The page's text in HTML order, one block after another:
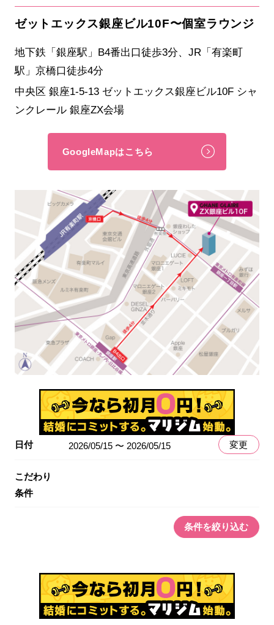
ゼットエックス銀座ビル10F〜個室ラウンジ
地下鉄「銀座駅」B4番出口徒歩3分、JR「有楽町
駅」京橋口徒歩4分
中央区 銀座1-5-13 ゼットエックス銀座ビル10F シャ
ンクレール 銀座ZX会場
GoogleMapはこちら
日付 2026/05/15 〜 2026/05/15 変更
こだわり
条件
条件を絞り込む